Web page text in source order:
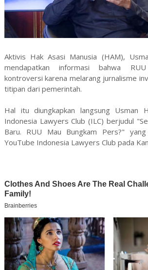
Aktivis Hak Asasi Manusia (HAM),
mendapatkan informasi bahwa
kontroversi karena melarang jurnalisme
titipan dari pemerintah.
Hal itu diungkapkan langsung Usman
Indonesia Lawyers Club (ILC) berjudul
Baru. RUU Mau Bungkam Pers?"
YouTube Indonesia Lawyers Club pada